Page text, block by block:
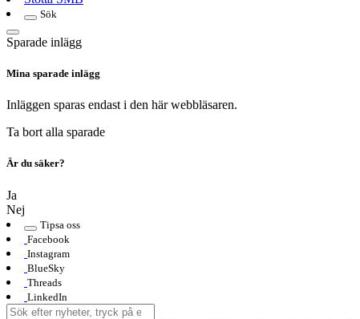
Sök
Sparade inlägg
Mina sparade inlägg
Inläggen sparas endast i den här webbläsaren.
Ta bort alla sparade
Är du säker?
Ja
Nej
Tipsa oss
Facebook
Instagram
BlueSky
Threads
LinkedIn